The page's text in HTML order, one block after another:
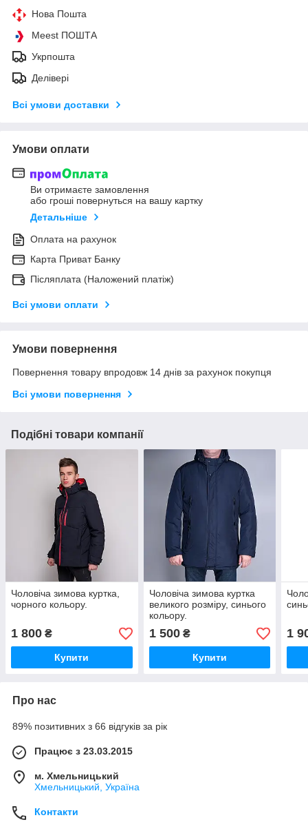
Нова Пошта
Meest ПОШТА
Укрпошта
Делівері
Всі умови доставки
Умови оплати
Ви отримаєте замовлення
або гроші повернуться на вашу картку
Детальніше
Оплата на рахунок
Карта Приват Банку
Післяплата (Наложений платіж)
Всі умови оплати
Умови повернення
Повернення товару впродовж 14 днів за рахунок покупця
Всі умови повернення
Подібні товари компанії
Чоловіча зимова куртка,
чорного кольору.
1 800 ₴
Купити
Чоловіча зимова куртка
великого розміру, синього
кольору.
1 500₴
Купити
1
Про нас
89% позитивних з 66 відгуків за рік
Працює з 23.03.2015
м. Хмельницький
Хмельницький, Україна
Контакти